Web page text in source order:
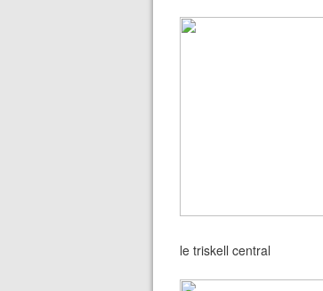
le triskell central